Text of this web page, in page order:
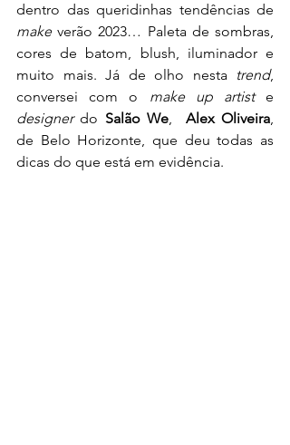
make verão 2023… Paleta de sombras,
cores de batom, blush, iluminador e
muito mais. Já de olho nesta
trend,
conversei com o make up artist
designer do Salão We Alex Oliveira
de Belo Horizonte, que deu todas as
dicas do que está em evidência.